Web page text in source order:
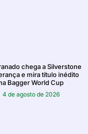
chega a Silverstone
e mira título inédito
Bagger World Cup
4 de agosto de 2026